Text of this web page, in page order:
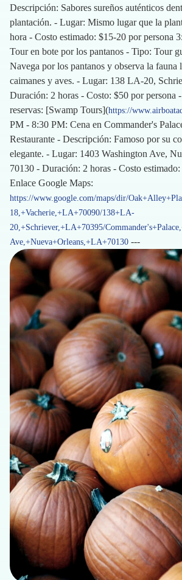
Descripción: Sabores sureños auténticos
plantación. - Lugar: Mismo lugar que la
hora - Costo estimado: $15-20 por persona
Tour en bote por los pantanos - Tipo: Tour
Navega por los pantanos y observa la fauna
caimanes y aves. - Lugar: 138 LA-20,
Duración: 2 horas - Costo: $50 por persona
reservas: [Swamp Tours](https://
PM - 8:30 PM: Cena en Commander's
Restaurante - Descripción: Famoso por su
elegante. - Lugar: 1403 Washington Ave,
70130 - Duración: 2 horas - Costo
Enlace Google Maps:
https://www.google.com/maps/dir/
18,+Vacherie,+LA+70090/138+LA-
20,+Schriever,+LA+70395/
Ave,+Nueva+Orleans,+LA+70130 ---